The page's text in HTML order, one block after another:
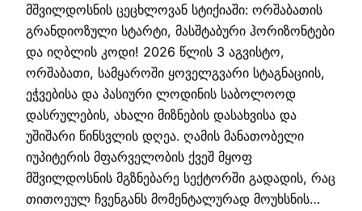
მშვილდოსნის ცეცხლოვან სტიქიაში: ორშაბათის
გრანდიოზული სტარტი, მასშტაბური ჰორიზონტები
და იღბლის კოდი! 2026 წლის 3 აგვისტო,
ორშაბათი, სამყაროში ყოველგვარი სტაგნაციის,
ეჭვებისა და პასიური ლოდინის საბოლოოდ
დასრულების, ახალი მიზნების დასახვისა და
უშიშარი წინსვლის დღეა. ღამის მანათობელი
იუპიტერის მფარველობის ქვეშ მყოფ
მშვილდოსნის მგზნებარე სექტორში გადადის, რაც
თითოეულ ჩვენგანს მომენტალურად მოუხსნის…